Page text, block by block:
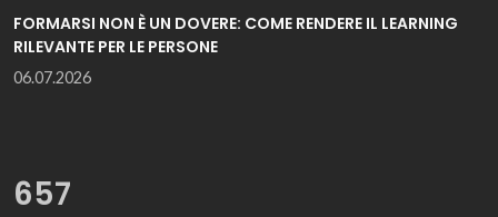
FORMARSI NON È UN DOVERE: COME RENDERE IL LEARNING
RILEVANTE PER LE PERSONE
06.07.2026
657